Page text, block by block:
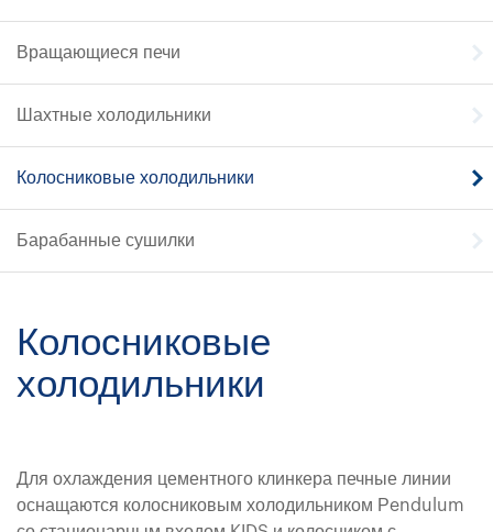
Вращающиеся печи
Шахтные холодильники
Колосниковые холодильники
Барабанные сушилки
Колосниковые
холодильники
Для охлаждения цементного клинкера печные линии
оснащаются колосниковым холодильником Рendulum